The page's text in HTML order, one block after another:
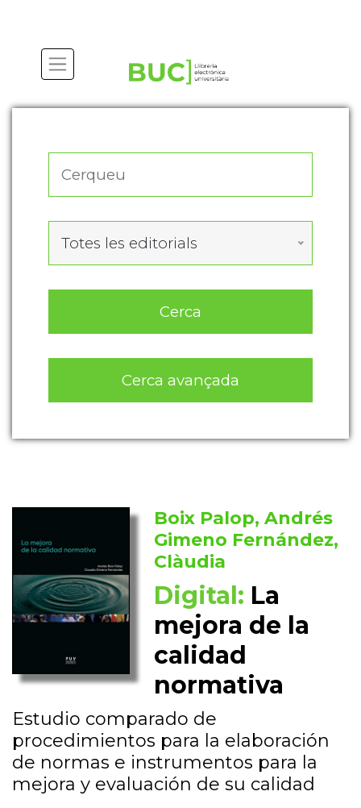
Totes les editorials
Cerca
Cerca avançada
Boix Palop, Andrés
Gimeno Fernández,
Clàudia
Digital: La
mejora de la
calidad
normativa
Estudio comparado de
procedimientos para la elaboración
de normas e instrumentos para la
mejora y evaluación de su calidad